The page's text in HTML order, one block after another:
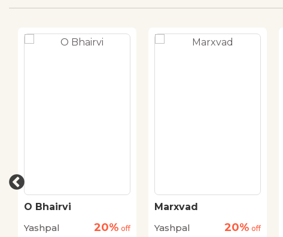
O Bhairvi
Yashpal
20% off
Marxvad
Yashpal
20% off